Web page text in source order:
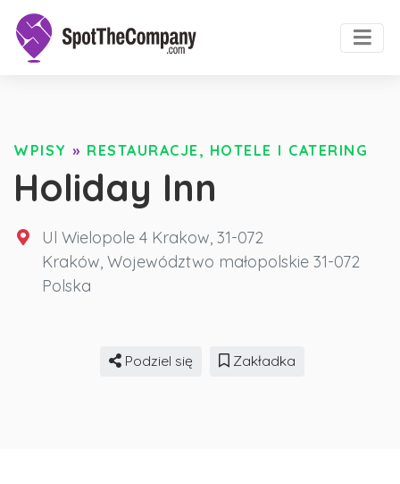
WPISY » RESTAURACJE, HOTELE I CATERING
Holiday Inn
Ul Wielopole 4 Krakow, 31-072
Kraków, Województwo małopolskie 31-072
Polska
Podziel się Zakładka